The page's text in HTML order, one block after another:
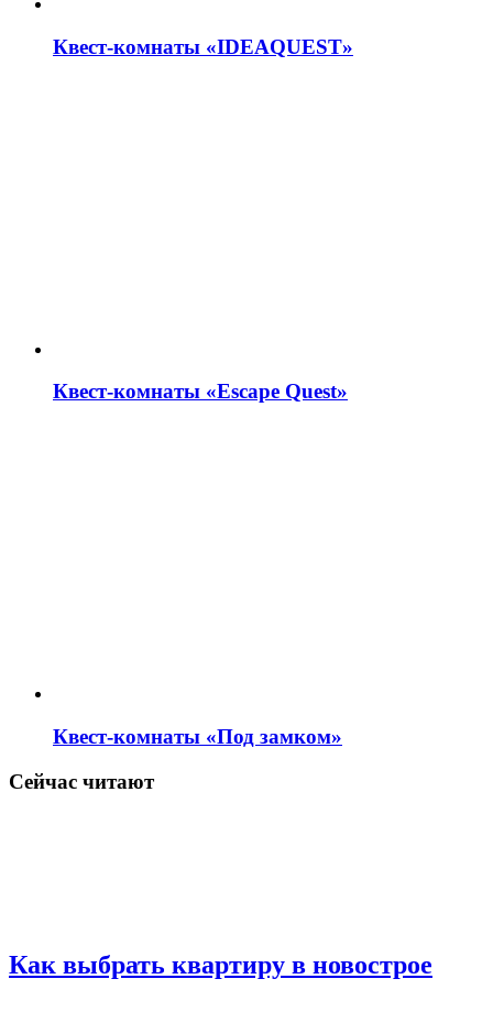
Квест-комнаты «IDEAQUEST»
Квест-комнаты «Escape Quest»
Квест-комнаты «Под замком»
Сейчас читают
Как выбрать квартиру в новострое